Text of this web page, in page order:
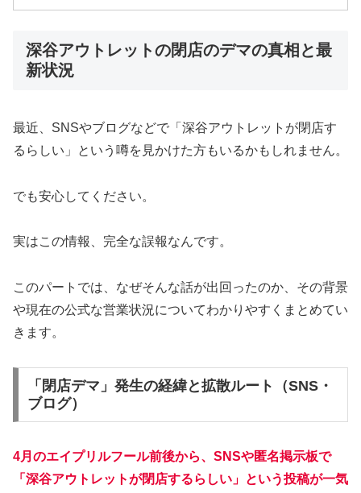
深谷アウトレットの閉店のデマの真相と最
新状況
最近、SNSやブログなどで「深谷アウトレットが閉店す
るらしい」という噂を見かけた方もいるかもしれません。
でも安心してください。
実はこの情報、完全な誤報なんです。
このパートでは、なぜそんな話が出回ったのか、その背景
や現在の公式な営業状況についてわかりやすくまとめてい
きます。
「閉店デマ」発生の経緯と拡散ルート（SNS・
ブログ）
4月のエイプリルフール前後から、SNSや匿名掲示板で
「深谷アウトレットが閉店するらしい」という投稿が一気